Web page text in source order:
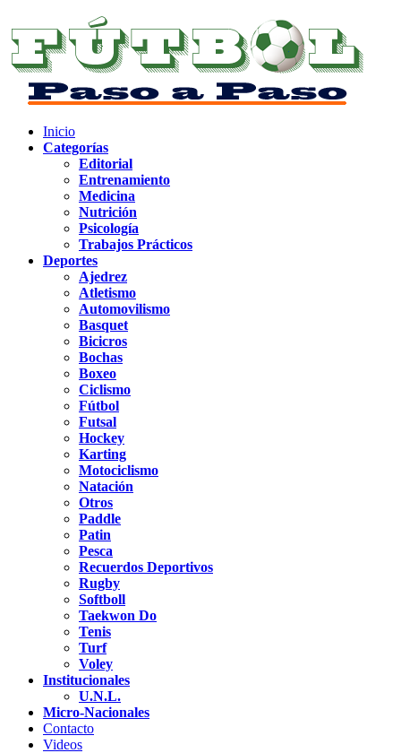
Inicio
Categorías
Editorial
Entrenamiento
Medicina
Nutrición
Psicología
Trabajos Prácticos
Deportes
Ajedrez
Atletismo
Automovilismo
Basquet
Bicicros
Bochas
Boxeo
Ciclismo
Fútbol
Futsal
Hockey
Karting
Motociclismo
Natación
Otros
Paddle
Patin
Pesca
Recuerdos Deportivos
Rugby
Softboll
Taekwon Do
Tenis
Turf
Voley
Institucionales
U.N.L.
Micro-Nacionales
Contacto
Videos